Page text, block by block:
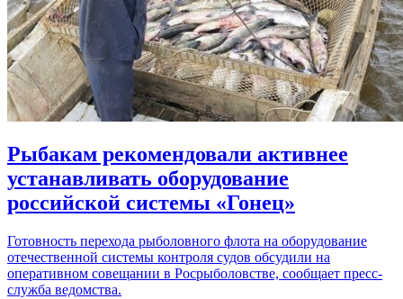
Рыбакам рекомендовали активнее
устанавливать оборудование
российской системы «Гонец»
Готовность перехода рыболовного флота на оборудование
отечественной системы контроля судов обсудили на
оперативном совещании в Росрыболовстве, сообщает пресс-
служба ведомства.